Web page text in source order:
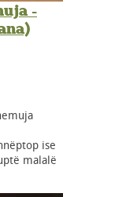
-
ise
malalë